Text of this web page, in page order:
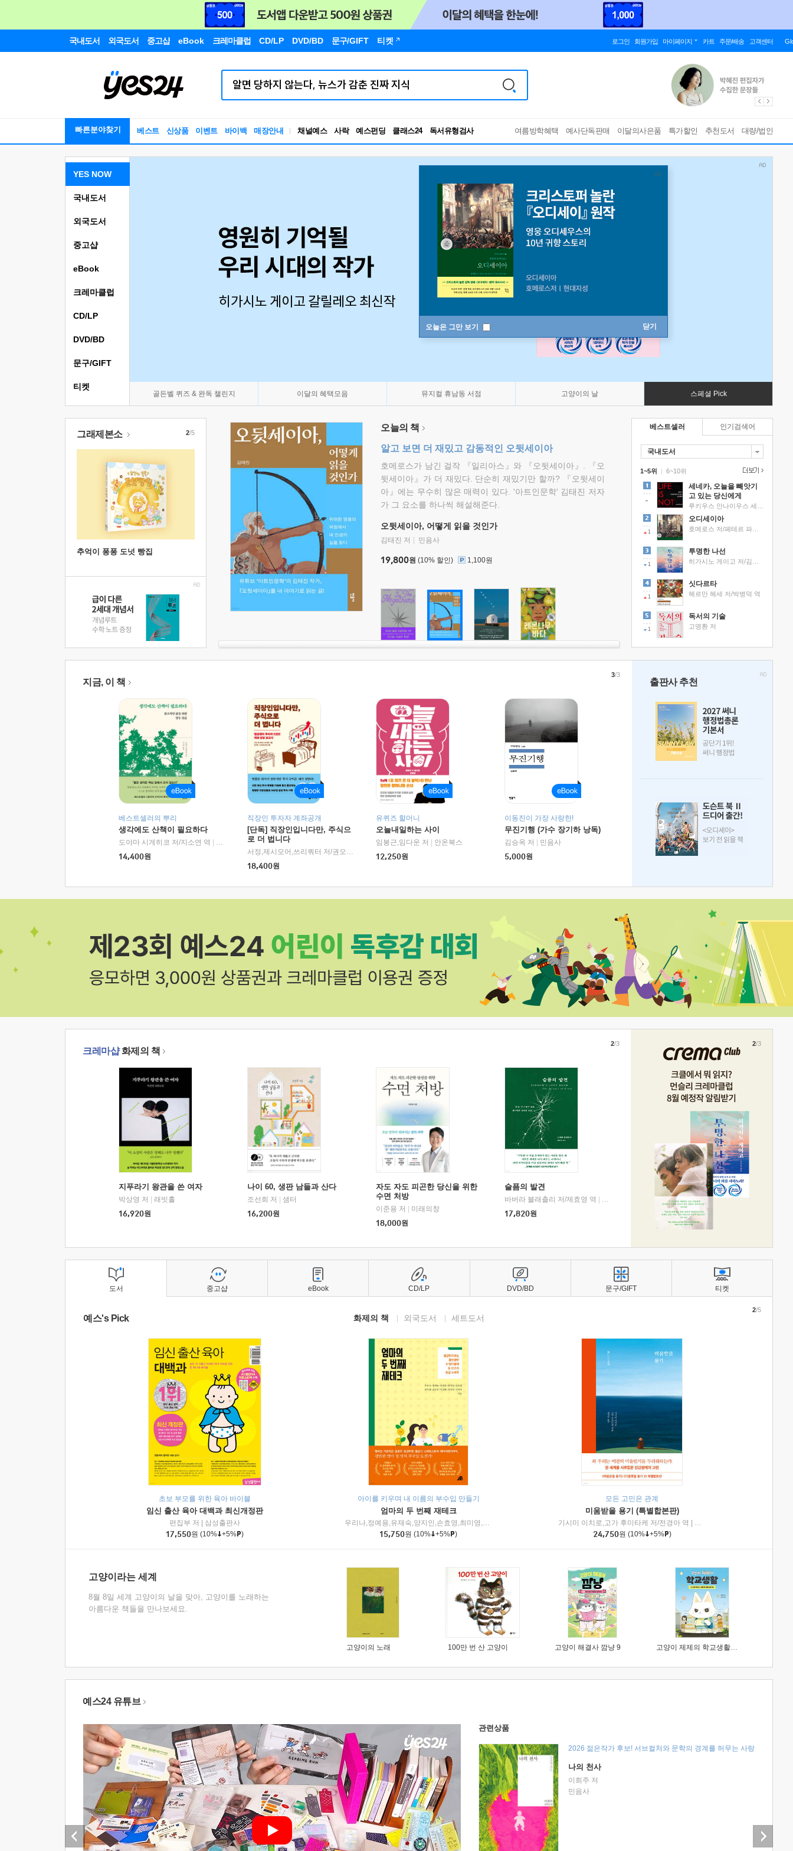
국내도서 외국도서 중고샵 eBook 크레마클럽 CD/LP DVD/BD 문구/GIFT 티켓 로그인 회원가입 마이페이지 카트 주문/배송 고객센터
빠른분야찾기 베스트 신상품 이벤트 바이백 매장안내 채널예스 사락 예스펀딩 클래스24
독서유형검사
RBTI Lab
독서유형검사
여름방학혜택 예사단독판매 이달의사은품 특가할인 추천도서 대량/법인
오늘은 그만 보기 닫기
YES NOW
골든벨 퀴즈 & 완독 챌린지 이달의 혜택모음 뮤지컬 휴남동 서점 고양이의 날 스페셜 Pick
국내도서
외국도서
중고샵
eBook
크레마클럽
CD/LP
DVD/BD
문구/GIFT
티켓
그래제본소
추억이 퐁퐁 도넛 빵집
2/5 오늘의 책
알고 보면 더 재밌고 감동적인 오뒷세이아
호메로스가 남긴 걸작 『일리아스』와 『오뒷세이아』. 『오
뒷세이아』가 더 재밌다. 단순히 재밌기만 할까? 『오뒷세이
아』에는 무수히 많은 매력이 있다. '아트인문학' 김태진 저자
가 그 요소를 하나씩 해설해준다.
오뒷세이아, 어떻게 읽을 것인가
김태진 저 민음사
19,800원 (10% 할인) 1,100원
베스트셀러
국내도서
1~5위 |
세네카, 오늘을 빼앗기
고 있는 당신에게
1
오디세이아
1
투명한 나선
1
싯다르타
헤르만 헤세 저/박병덕 역
1
독서의 기술
고명환 저
6~10위
인기검색어
지금, 이 책
베스트셀러의 뿌리
생각에도 산책이 필요하다
도야마 시게히코 저/지소연 역
알에이치코리아(RHK)
14,400원
직장인 투자자 계좌공개
[단독] 직장인입니다만, 주식으
로 더 법니다
서정,제시모어,쓰리쿼터 저/권오태,시그널리포트 편
18,400원
유퀴즈 할머니
오늘내일하는 사이
임봉근,임다운 저
안온북스
12,250원
이동진이 가장 사랑한!
무진기행 (가수 장기하 낭독)
김승옥 저
민음사
5,000원
3/3
출판사 추천
크레마샵화제의 책
지푸라기 왕관을 쓴 여자
박상영 저
래빗홀
16,920원
나이 60, 생판 남들과 산다
조선희 저
샘터
16,200원
자도 자도 피곤한 당신을 위한
수면 처방
이준용 저
미래의창
18,000원
슬픔의 발견
바버라 블래츨리 저/제효영 역
디플롯
17,820원
2/3 2/3
도서
예스's Pick 화제의 책 외국도서 세트도서
초보 부모를 위한 육아 바이블
임신 출산 육아 대백과 최신개정판
편집부 저
삼성출판사
17,550원 (10% +5% )
아이를 키우며 내 이름의 부수입 만들기
엄마의 두 번째 재테크
우리나,정예용,유재숙,양지인,손효영,최미영,조민주,이진현,차미숙,서미숙 저 | 제이브리즈북스
15,750원 (10% +5% )
모든 고민은 관계
미움받을 용기 (특별합본판)
기시미 이치로,고가 후미타케 저/전경아 역
인플루엔셜
24,750원 (10% +5% )
2/5
고양이라는 세계
8월 8일 세계 고양이의 날을 맞아, 고양이를 노래하는
아름다운 책들을 만나보세요.
고양이의 노래 100만 번 산 고양이 고양이 해결사 깜냥 9 고양이 제제의 학교생활 1 : 초등학생이 이렇게 힘들 줄이야
중고샵 eBook CD/LP DVD/BD 문구/GIFT 티켓
예스24 유튜브
관련상품
2026 젊은작가 후보! 서브컬처와 문학의 경계를 허무는 사랑
나의 천사
이희주 저
민음사